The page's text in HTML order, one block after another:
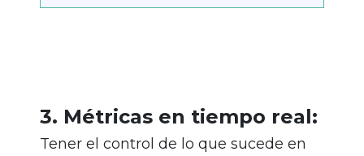
3. Métricas en tiempo real:
Tener el control de lo que sucede en